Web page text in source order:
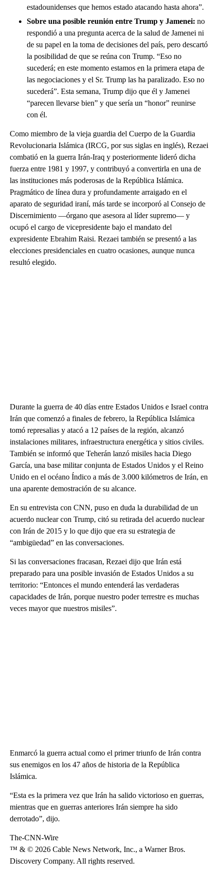
estadounidenses que hemos estado atacando hasta ahora”.
Sobre una posible reunión entre Trump y Jamenei: no
respondió a una pregunta acerca de la salud de Jamenei ni
de su papel en la toma de decisiones del país, pero descartó
la posibilidad de que se reúna con Trump. “Eso no
sucederá; en este momento estamos en la primera etapa de
las negociaciones y el Sr. Trump las ha paralizado. Eso no
sucederá”. Esta semana, Trump dijo que él y Jamenei
“parecen llevarse bien” y que sería un “honor” reunirse
con él.
Como miembro de la vieja guardia del Cuerpo de la Guardia
Revolucionaria Islámica (IRCG, por sus siglas en inglés), Rezaei
combatió en la guerra Irán-Iraq y posteriormente lideró dicha
fuerza entre 1981 y 1997, y contribuyó a convertirla en una de
las instituciones más poderosas de la República Islámica.
Pragmático de línea dura y profundamente arraigado en el
aparato de seguridad iraní, más tarde se incorporó al Consejo de
Discernimiento —órgano que asesora al líder supremo— y
ocupó el cargo de vicepresidente bajo el mandato del
expresidente Ebrahim Raisi. Rezaei también se presentó a las
elecciones presidenciales en cuatro ocasiones, aunque nunca
resultó elegido.
Durante la guerra de 40 días entre Estados Unidos e Israel contra
Irán que comenzó a finales de febrero, la República Islámica
tomó represalias y atacó a 12 países de la región, alcanzó
instalaciones militares, infraestructura energética y sitios civiles.
También se informó que Teherán lanzó misiles hacia Diego
García, una base militar conjunta de Estados Unidos y el Reino
Unido en el océano Índico a más de 3.000 kilómetros de Irán, en
una aparente demostración de su alcance.
En su entrevista con CNN, puso en duda la durabilidad de un
acuerdo nuclear con Trump, citó su retirada del acuerdo nuclear
con Irán de 2015 y lo que dijo que era su estrategia de
“ambigüedad” en las conversaciones.
Si las conversaciones fracasan, Rezaei dijo que Irán está
preparado para una posible invasión de Estados Unidos a su
territorio: “Entonces el mundo entenderá las verdaderas
capacidades de Irán, porque nuestro poder terrestre es muchas
veces mayor que nuestros misiles”.
Enmarcó la guerra actual como el primer triunfo de Irán contra
sus enemigos en los 47 años de historia de la República
Islámica.
“Esta es la primera vez que Irán ha salido victorioso en guerras,
mientras que en guerras anteriores Irán siempre ha sido
derrotado”, dijo.
The-CNN-Wire
™ & © 2026 Cable News Network, Inc., a Warner Bros.
Discovery Company. All rights reserved.